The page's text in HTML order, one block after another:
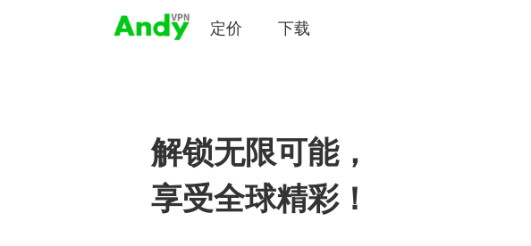
定价 下载
解锁无限可能，
享受全球精彩！